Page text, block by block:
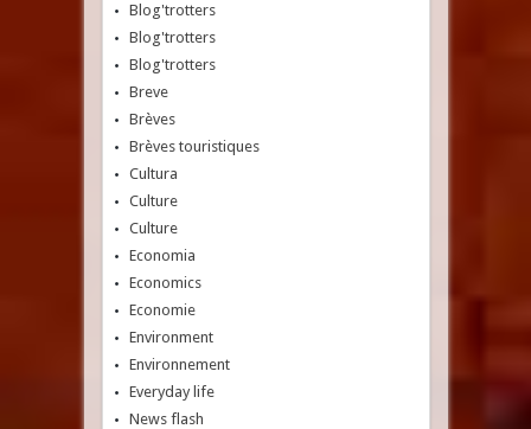
Blog'trotters
Blog'trotters
Blog'trotters
Breve
Brèves
Brèves touristiques
Cultura
Culture
Culture
Economia
Economics
Economie
Environment
Environnement
Everyday life
News flash